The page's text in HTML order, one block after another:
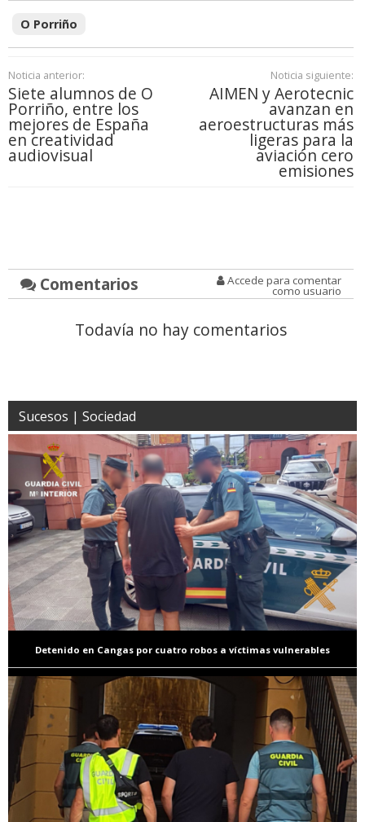
O Porriño
Noticia anterior:
Siete alumnos de O
Porriño, entre los
mejores de España
en creatividad
audiovisual
Noticia siguiente:
AIMEN y Aerotecnic
avanzan en
aeroestructuras más
ligeras para la
aviación cero
emisiones
Comentarios Accede para comentar
como usuario
Todavía no hay comentarios
Sucesos | Sociedad
Detenido en Cangas por cuatro robos a víctimas vulnerables